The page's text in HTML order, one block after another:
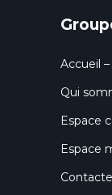
Accueil
Qui
Espace
Espace